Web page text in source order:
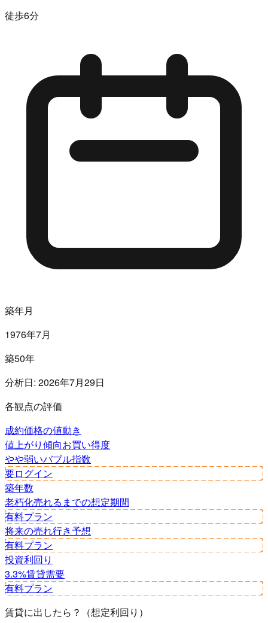
徒歩6分
築年月
1976年7月
築50年
分析日: 2026年7月29日
各観点の評価
成約価格の値動き
値上がり傾向お買い得度
やや弱いバブル指数
要ログイン
築年数
老朽化売れるまでの想定期間
有料プラン
将来の売れ行き予想
有料プラン
投資利回り
3.3%賃貸需要
有料プラン
賃貸に出したら？（想定利回り）